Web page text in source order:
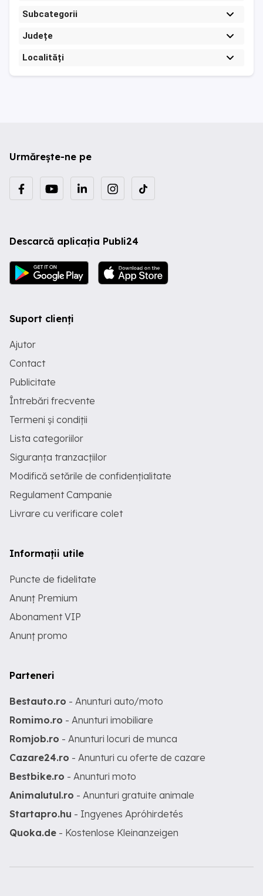
Subcategorii
Județe
Localități
Urmărește-ne pe
Descarcă aplicația Publi24
Suport clienți
Ajutor
Contact
Publicitate
Întrebări frecvente
Termeni și condiții
Lista categoriilor
Siguranța tranzacțiilor
Modifică setările de confidențialitate
Regulament Campanie
Livrare cu verificare colet
Informații utile
Puncte de fidelitate
Anunț Premium
Abonament VIP
Anunț promo
Parteneri
Bestauto.ro - Anunturi auto/moto
Romimo.ro - Anunturi imobiliare
Romjob.ro - Anunturi locuri de munca
Cazare24.ro - Anunturi cu oferte de cazare
Bestbike.ro - Anunturi moto
Animalutul.ro - Anunturi gratuite animale
Startapro.hu - Ingyenes Apróhirdetés
Quoka.de - Kostenlose Kleinanzeigen